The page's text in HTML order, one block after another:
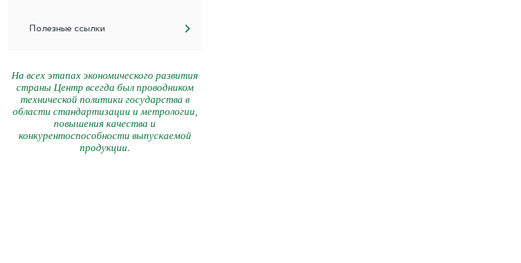
Полезные ссылки
На всех этапах экономического развития
страны Центр всегда был проводником
технической политики государства в
области стандартизации и метрологии,
повышения качества и
конкурентоспособности выпускаемой
продукции.